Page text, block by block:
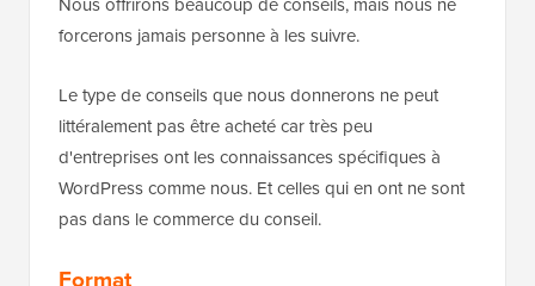
forcerons jamais personne à les suivre.
Le type de conseils que nous donnerons ne peut
littéralement pas être acheté car très peu
d'entreprises ont les connaissances spécifiques à
WordPress comme nous. Et celles qui en ont ne sont
pas dans le commerce du conseil.